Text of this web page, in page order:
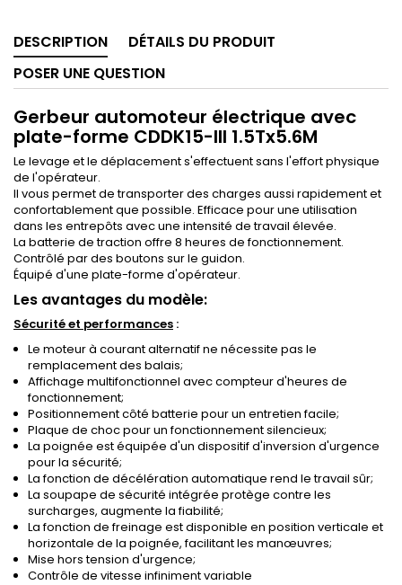
DESCRIPTION
DÉTAILS DU PRODUIT
POSER UNE QUESTION
Gerbeur automoteur électrique avec
plate-forme CDDK15-III 1.5Tx5.6M
Le levage et le déplacement s'effectuent sans l'effort physique
de l'opérateur.
Il vous permet de transporter des charges aussi rapidement et
confortablement que possible. Efficace pour une utilisation
dans les entrepôts avec une intensité de travail élevée.
La batterie de traction offre 8 heures de fonctionnement.
Contrôlé par des boutons sur le guidon.
Équipé d'une plate-forme d'opérateur.
Les avantages du modèle:
Sécurité et performances :
Le moteur à courant alternatif ne nécessite pas le
remplacement des balais;
Affichage multifonctionnel avec compteur d'heures de
fonctionnement;
Positionnement côté batterie pour un entretien facile;
Plaque de choc pour un fonctionnement silencieux;
La poignée est équipée d'un dispositif d'inversion d'urgence
pour la sécurité;
La fonction de décélération automatique rend le travail sûr;
La soupape de sécurité intégrée protège contre les
surcharges, augmente la fiabilité;
La fonction de freinage est disponible en position verticale et
horizontale de la poignée, facilitant les manœuvres;
Mise hors tension d'urgence;
Contrôle de vitesse infiniment variable